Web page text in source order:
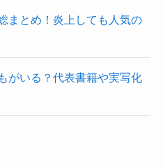
まとめ！炎上しても人気の
がいる？代表書籍や実写化